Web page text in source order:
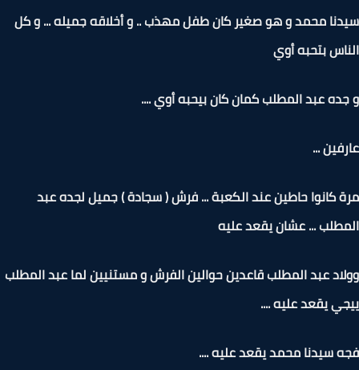
محمد و هو صغير كان طفل مهذب .. و أخلاقه جميله ... و كل
بتحبه أوي
عبد المطلب كمان كان بيحبه أوي ....
...
كانوا حاطين عند الكعبة ... فرش ( سجادة ) جميل لجده عبد
... عشان يقعد عليه
عبد المطلب قاعدين حوالين الفرش و مستنيين لما عبد المطلب
يقعد عليه ....
سيدنا محمد يقعد عليه ....